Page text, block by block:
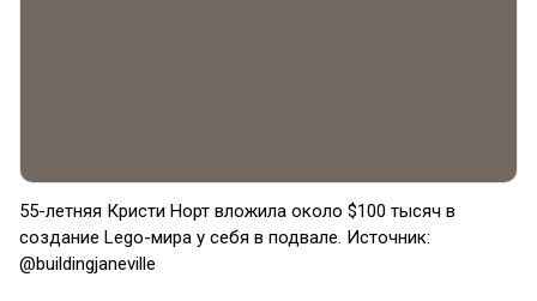
55-летняя Кристи Норт вложила около $100 тысяч в
создание Lego-мира у себя в подвале. Источник:
@buildingjaneville